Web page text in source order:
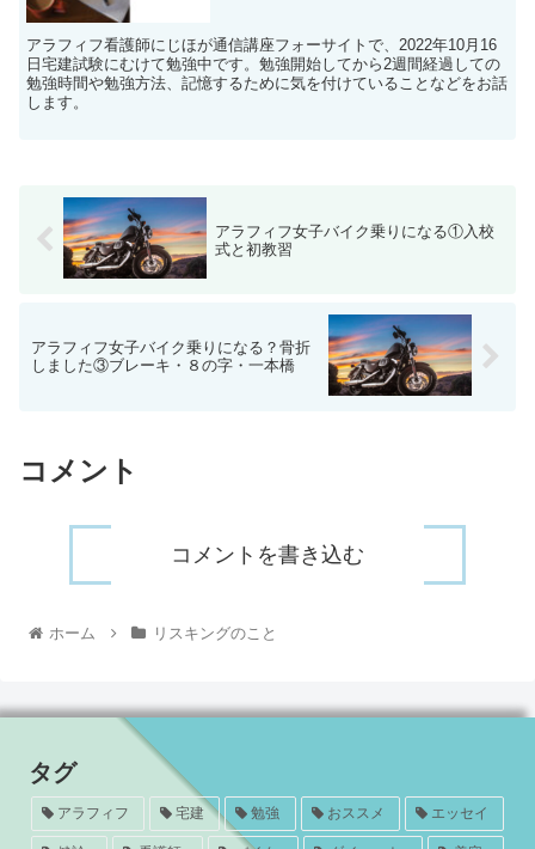
アラフィフ看護師にじほが通信講座フォーサイトで、2022年10月16
日宅建試験にむけて勉強中です。勉強開始してから2週間経過しての
勉強時間や勉強方法、記憶するために気を付けていることなどをお話
します。
アラフィフ女子バイク乗りになる①入校
式と初教習
アラフィフ女子バイク乗りになる？骨折
しました③ブレーキ・８の字・一本橋
コメント
コメントを書き込む
ホーム リスキングのこと
タグ
アラフィフ 宅建 勉強 おススメ エッセイ